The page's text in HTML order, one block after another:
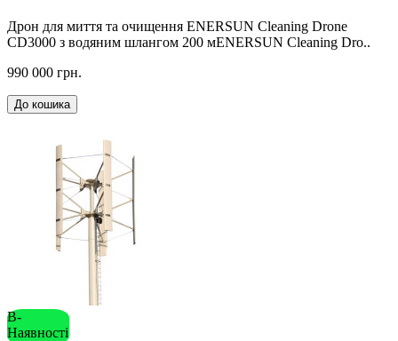
Дрон для миття та очищення ENERSUN Cleaning Drone
CD3000 з водяним шлангом 200 мENERSUN Cleaning Dro..
990 000 грн.
До кошика
В-
Наявності